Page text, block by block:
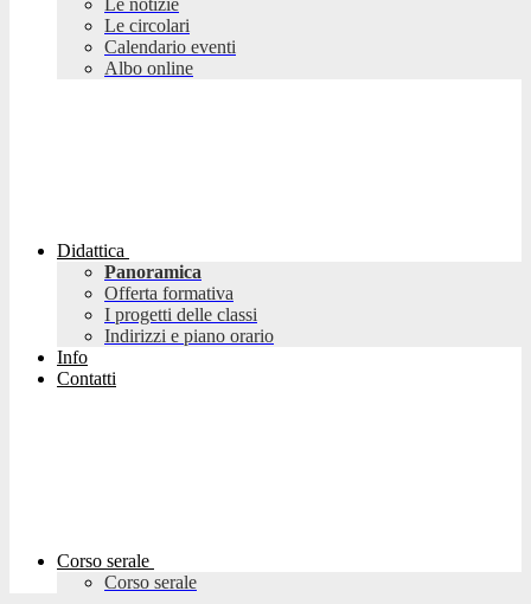
Le notizie
Le circolari
Calendario eventi
Albo online
Didattica
Panoramica
Offerta formativa
I progetti delle classi
Indirizzi e piano orario
Info
Contatti
Corso serale
Corso serale